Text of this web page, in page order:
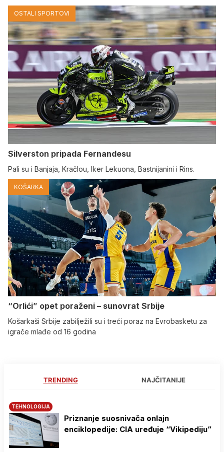
OSTALI SPORTOVI
Silverston pripada Fernandesu
Pali su i Banjaja, Kračlou, Iker Lekuona, Bastnijanini i Rins.
KOŠARKA
“Orlići” opet poraženi – sunovrat Srbije
Košarkaši Srbije zabilježili su i treći poraz na Evrobasketu za
igrače mlađe od 16 godina
TRENDING NAJČITANIJE
TEHNOLOGIJA
Priznanje suosnivača onlajn
enciklopedije: CIA uređuje “Vikipediju”